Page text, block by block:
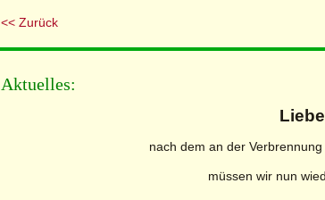
<< Zurück
Aktuelles:
nach dem an der
müssen wir nun